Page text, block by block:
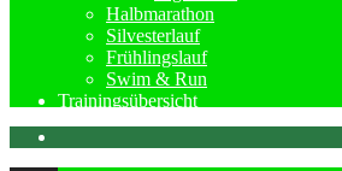
Halbmarathon
Silvesterlauf
Frühlingslauf
Swim & Run
Trainingsübersicht